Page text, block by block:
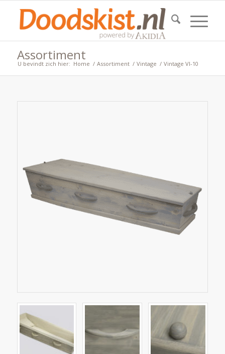
Assortiment
U bevindt zich hier: Home / Assortiment / Vintage / Vintage VI-10